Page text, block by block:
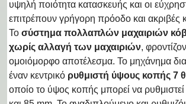
υψηλή ποιότητα κατασκευής και οι
επιτρέπουν γρήγορη πρόοδο και ακριβές
Το σύστημα πολλαπλών μαχαιριών
χωρίς αλλαγή των μαχαιριών,
ομοιόμορφο αποτέλεσμα. Το μηχάνημα
έναν κεντρικό ρυθμιστή ύψους κοπής 7
οποίο το ύψος κοπής μπορεί να